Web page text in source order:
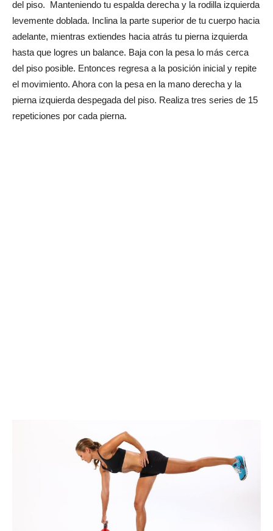
del piso. Manteniendo tu espalda derecha y la rodilla izquierda
levemente doblada. Inclina la parte superior de tu cuerpo hacia
adelante, mientras extiendes hacia atrás tu pierna izquierda
hasta que logres un balance. Baja con la pesa lo más cerca
del piso posible. Entonces regresa a la posición inicial y repite
el movimiento. Ahora con la pesa en la mano derecha y la
pierna izquierda despegada del piso. Realiza tres series de 15
repeticiones por cada pierna.